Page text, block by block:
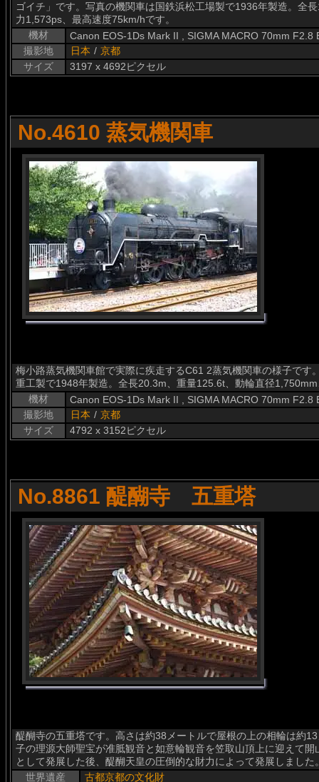
ゴイチ」です。写真の機関車は国鉄浜松工場製で1936年製造。全
力1,573ps、最高速度75km/hです。
機材
Canon EOS-1Ds Mark II , SIGMA MACRO 70mm F2.8
撮影地
日本 / 京都
サイズ
3197 x 4692ピクセル
No.4610 蒸気機関車
梅小路蒸気機関車館で実際に疾走するC61 2蒸気機関車の様子で
重工製で1948年製造。全長20.3m、重量125.6t、動輪直径
機材
Canon EOS-1Ds Mark II , SIGMA MACRO 70mm F2.8
撮影地
日本 / 京都
サイズ
4792 x 3152ピクセル
No.8861 醍醐寺 五重塔
醍醐寺の五重塔です。高さは約38メートルで屋根の上の相輪は約
子の理源大師聖宝が准胝観音と如意輪観音を笠取山頂上に迎えて
として発展した後、醍醐天皇の圧倒的な財力によって発展しまし
世界遺産
古都京都の文化財